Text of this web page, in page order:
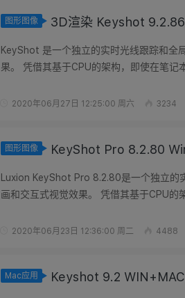
图形图像 3D渲染 Keyshot
KeyShot 是一个独立的实时光线跟踪和全
果。 凭借其基于CPU的架构，即使在笔
2020年06月27日 12:25:00 周六 3234
图形图像 KeyShot Pro 8.2.80
Luxion KeyShot Pro 8.2.80是一个独立
画和交互式视觉效果。 凭借其基于CPU的
2020年06月23日 12:36:00 周二 4488
Mac应用 Keyshot 9.2